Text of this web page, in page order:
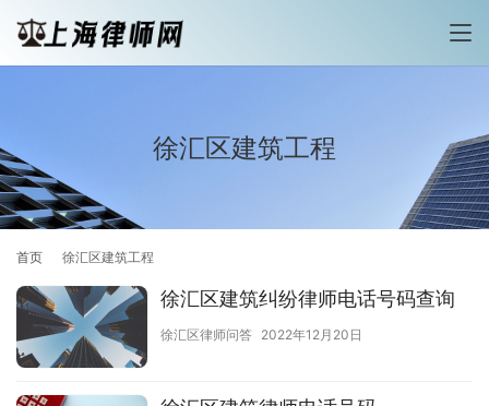
徐汇区建筑工程
首页 徐汇区建筑工程
徐汇区建筑纠纷律师电话号码查询
徐汇区律师问答 2022年12月20日